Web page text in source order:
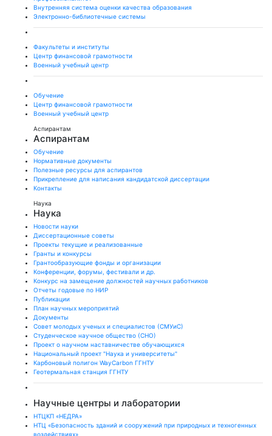
Внутренняя система оценки качества образования
Электронно-библиотечные системы
Факультеты и институты
Центр финансовой грамотности
Военный учебный центр
Обучение
Центр финансовой грамотности
Военный учебный центр
Аспирантам
Аспирантам
Обучение
Нормативные документы
Полезные ресурсы для аспирантов
Прикрепление для написания кандидатской диссертации
Контакты
Наука
Наука
Новости науки
Диссертационные советы
Проекты текущие и реализованные
Гранты и конкурсы
Грантообразующие фонды и организации
Конференции, форумы, фестивали и др.
Конкурс на замещение должностей научных работников
Отчеты годовые по НИР
Публикации
План научныx мероприятий
Документы
Совет молодых ученых и специалистов (СМУиС)
Студенческое научное общество (СНО)
Проект о научном наставничестве обучающихся
Национальный проект "Наука и университеты"
Карбоновый полигон WayCarbon ГГНТУ
Геотермальная станция ГГНТУ
Научные центры и лаборатории
НТЦКП «НЕДРА»
НТЦ «Безопасность зданий и сооружений при природных и техногенных
воздействиях»